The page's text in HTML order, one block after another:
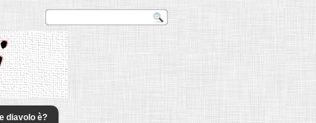
diavolo è?